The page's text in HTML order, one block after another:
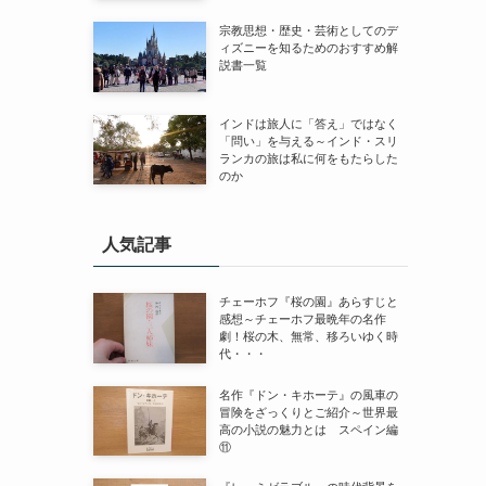
宗教思想・歴史・芸術としてのデ
ィズニーを知るためのおすすめ解
説書一覧
インドは旅人に「答え」ではなく
「問い」を与える～インド・スリ
ランカの旅は私に何をもたらした
のか
人気記事
チェーホフ『桜の園』あらすじと
感想～チェーホフ最晩年の名作
劇！桜の木、無常、移ろいゆく時
代・・・
名作『ドン・キホーテ』の風車の
冒険をざっくりとご紹介～世界最
高の小説の魅力とは スペイン編
⑪